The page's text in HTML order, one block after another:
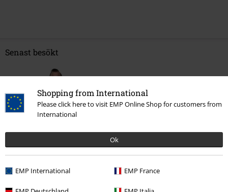
Shopping from International
Please click here to visit EMP Online Shop for customers from
International
Ok
EMP International EMP France
Senast besökt
%
299:-